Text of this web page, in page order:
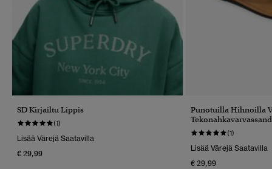
SD Kirjailtu Lippis
(1)
Lisää Värejä Saatavilla
€ 29,99
Punotuilla Hihnoilla
(1)
Lisää Värejä Saatavilla
€ 29,99